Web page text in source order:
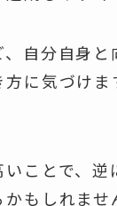
自分自身と
に気づけま
ことで、逆
もしれませ